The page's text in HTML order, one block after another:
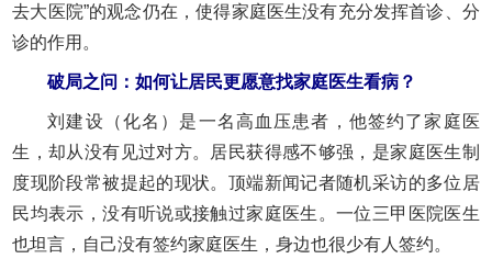
去大医院”的观念仍在，使得家庭医生没有充分发挥首诊、分
诊的作用。
破局之问：如何让居民更愿意找家庭医生看病？
刘建设（化名）是一名高血压患者，他签约了家庭医
生，却从没有见过对方。居民获得感不够强，是家庭医生制
度现阶段常被提起的现状。顶端新闻记者随机采访的多位居
民均表示，没有听说或接触过家庭医生。一位三甲医院医生
也坦言，自己没有签约家庭医生，身边也很少有人签约。